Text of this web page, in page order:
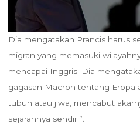
Dia mengatakan Prancis harus
migran yang memasuki
mencapai Inggris. Dia
gagasan Macron tentang Eropa
tubuh atau jiwa, mencabut
sejarahnya sendiri”.